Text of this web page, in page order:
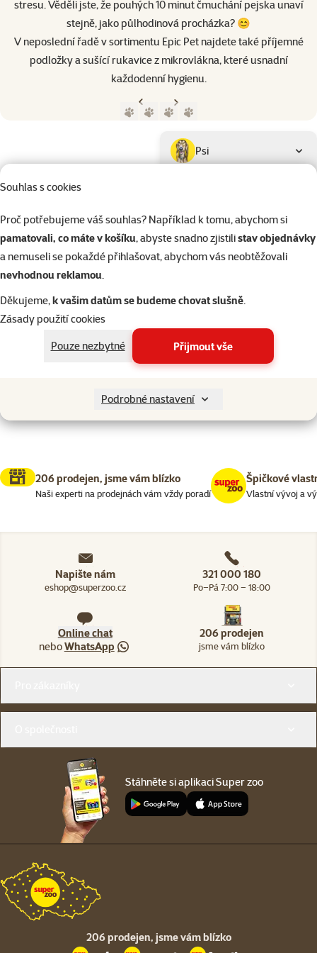
Souhlas s cookies
Proč potřebujeme váš souhlas? Například k tomu, abychom si
pamatovali, co máte v košíku, abyste snadno zjistilistav objednávky
a nemuseli se pokaždé přihlašovat, abychom vás neobtěžovali
nevhodnou reklamou.
Děkujeme,k vašim datům se budeme chovat slušně.
Zásady použití cookies
Pouze nezbytné
Přijmout vše
Podrobné nastavení
stresu. Věděli jste, že pouhých 10 minut čmuchání pejska unaví
stejně, jako půlhodinová procházka? 😊
V neposlední řadě v sortimentu Epic Pet najdete také příjemné
podložky a sušící rukavice z mikrovlákna, které usnadní
každodenní hygienu.
Předchozí stranaNásledující strana
Podkategorie
Psi
Drobní savci
Kočky > Škrabadla a
Nenalezeny žádné produkty
206 prodejen, jsme vám blízko
Naši experti na prodejnách vám vždy poradí
Špičkové
Vlastní vývoj a
Napište nám
eshop@superzoo.cz
321 000 180
Po–Pá 7:00 – 18:00
Online chat
neboWhatsApp
206 prodejen
jsme vám blízko
Stáhněte si aplikaci Super zoo
206 prodejen, jsme vám blízko